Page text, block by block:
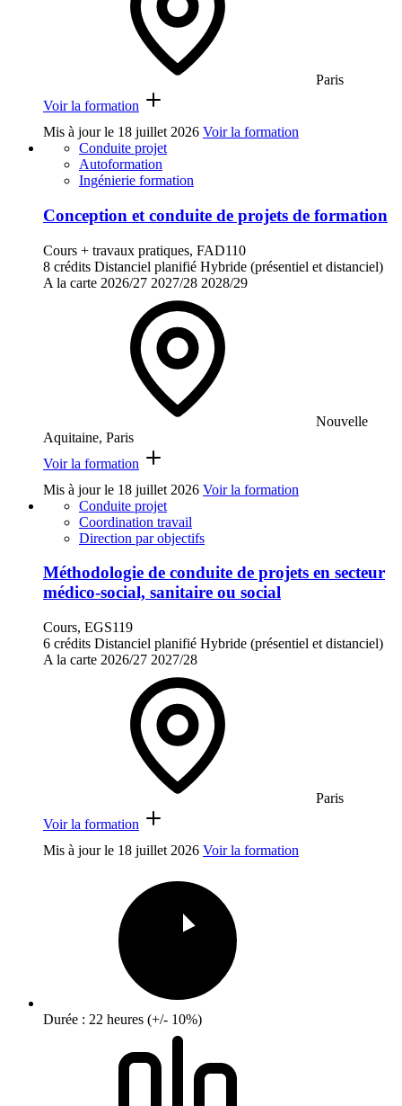
Paris
Voir la formation
Mis à jour le 18 juillet 2026 Voir la formation
Conduite projet
Autoformation
Ingénierie formation
Conception et conduite de projets de formation
Cours + travaux pratiques, FAD110
8 crédits Distanciel planifié Hybride (présentiel et distanciel)
A la carte 2026/27 2027/28 2028/29
Nouvelle
Aquitaine, Paris
Voir la formation
Mis à jour le 18 juillet 2026 Voir la formation
Conduite projet
Coordination travail
Direction par objectifs
Méthodologie de conduite de projets en secteur
médico-social, sanitaire ou social
Cours, EGS119
6 crédits Distanciel planifié Hybride (présentiel et distanciel)
A la carte 2026/27 2027/28
Paris
Voir la formation
Mis à jour le 18 juillet 2026 Voir la formation
Durée : 22 heures (+/- 10%)